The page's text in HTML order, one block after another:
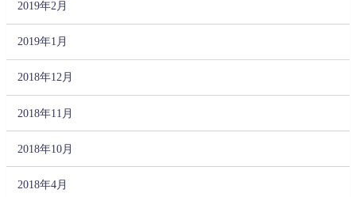
2019年2月
2019年1月
2018年12月
2018年11月
2018年10月
2018年4月